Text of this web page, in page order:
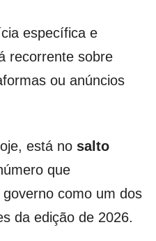
específica e
recorrente sobre
ou anúncios
está no salto
que
como um dos
da edição de 2026.